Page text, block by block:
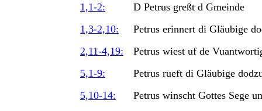
1,1-2:
D Petrus greßt d Gmeinde
1,3-2,10:
Petrus erinnert di Gläubige
2,11-4,19:
Petrus wiest uf de
5,1-9:
Petrus rueft di Gläubige
5,10-14:
Petrus winscht Gottes Sege